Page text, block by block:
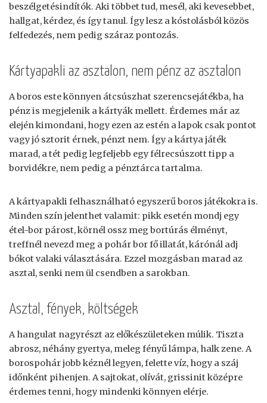
beszélgetésindítók. Aki többet tud, mesél, aki kevesebbet,
hallgat, kérdez, és így tanul. Így lesz a kóstolásból közös
felfedezés, nem pedig száraz pontozás.
Kártyapakli az asztalon, nem pénz az asztalon
A boros este könnyen átcsúszhat szerencsejátékba, ha
pénz is megjelenik a kártyák mellett. Érdemes már az
elején kimondani, hogy ezen az estén a lapok csak pontot
vagy jó sztorit érnek, pénzt nem. Így a kártya játék
marad, a tét pedig legfeljebb egy félrecsúszott tipp a
borvidékre, nem pedig a pénztárca tartalma.
A kártyapakli felhasználható egyszerű boros játékokra is.
Minden szín jelenthet valamit: pikk esetén mondj egy
étel-bor párost, körnél ossz meg bortúrás élményt,
treffnél nevezd meg a pohár bor fő illatát, kárónál adj
bókot valaki választására. Ezzel mozgásban marad az
asztal, senki nem ül csendben a sarokban.
Asztal, fények, költségek
A hangulat nagyrészt az előkészületeken múlik. Tiszta
abrosz, néhány gyertya, meleg fényű lámpa, halk zene. A
borospohár jobb kéznél legyen, felette víz, hogy a száj
időnként pihenjen. A sajtokat, olívát, grissinit középre
érdemes tenni, hogy mindenki könnyen elérje.